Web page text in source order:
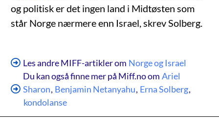
og politisk er det ingen land i Midtøsten som
står Norge nærmere enn Israel, skrev Solberg.
Les andre MIFF-artikler om Norge og Israel
Du kan også finne mer på Miff.no om Ariel
Sharon, Benjamin Netanyahu, Erna Solberg,
kondolanse